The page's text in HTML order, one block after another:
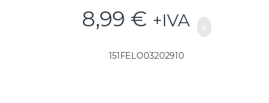
8,99 € +IVA
151FELO03202910